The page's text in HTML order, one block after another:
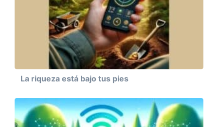
La riqueza está bajo tus pies